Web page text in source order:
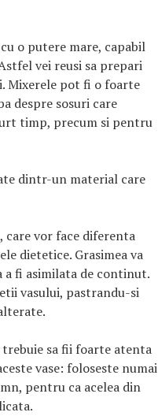
o putere mare, capabil
vei reusi sa prepari
Mixerele pot fi o foarte
despre sosuri care
timp, precum si pentru
dintr-un material care
care vor face diferenta
dietetice. Grasimea va
a fi asimilata de continut.
vasului, pastrandu-si
sa fii foarte atenta
vase: foloseste numai
pentru ca acelea din